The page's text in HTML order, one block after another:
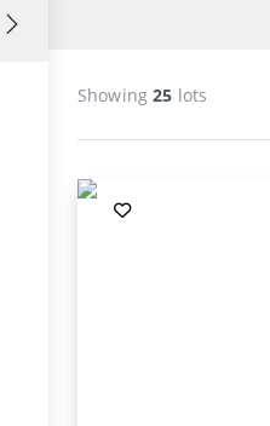
Showing 25 lots